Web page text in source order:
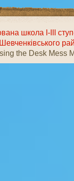
школа І-ІІІ
Шевченківського
the Desk Mess